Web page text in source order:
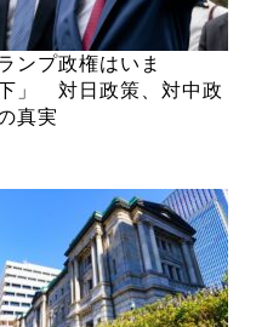
ンプ政権はいま
下」 対日政策、対中政
真実